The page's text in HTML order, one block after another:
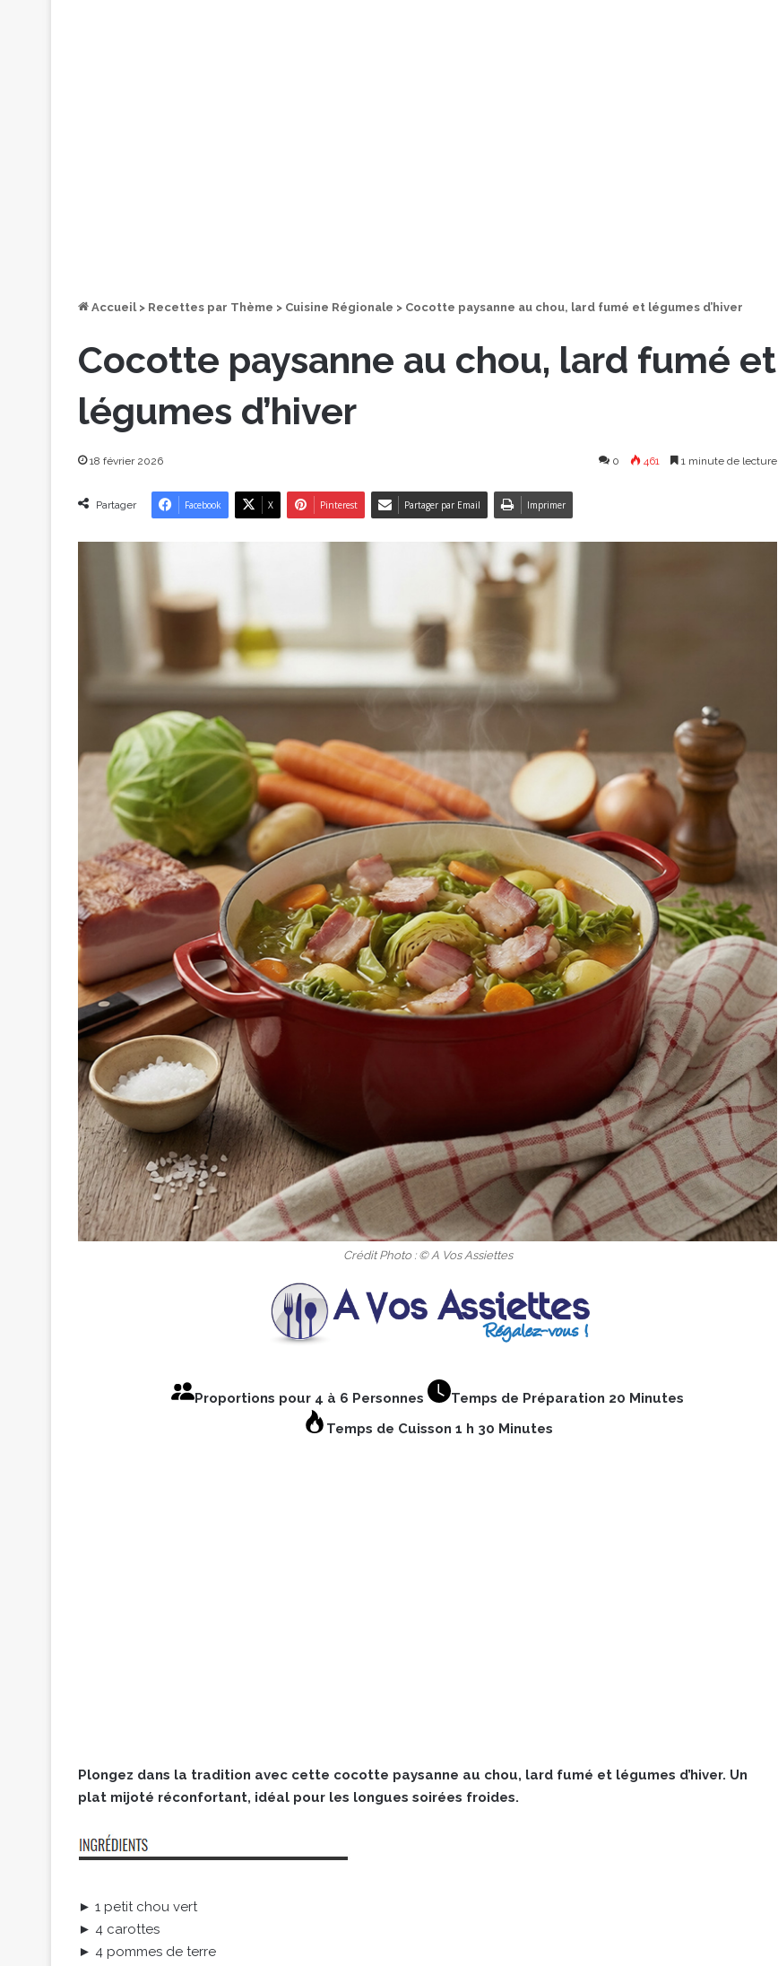
Accueil > Recettes par Thème > Cuisine Régionale > Cocotte paysanne au chou, lard fumé et légumes d’hiver
Cocotte paysanne au chou, lard fumé et
légumes d’hiver
18 février 2026 0 461 1 minute de lecture
Partager Facebook X Pinterest Partager par Email Imprimer
Crédit Photo : © A Vos Assiettes
Proportions pour 4 à 6 Personnes
Temps de Préparation 20 Minutes
Temps de Cuisson 1 h 30 Minutes
Plongez dans la tradition avec cette cocotte paysanne au chou, lard fumé et légumes d’hiver. Un
plat mijoté réconfortant, idéal pour les longues soirées froides.
► 1 petit chou vert
► 4 carottes
► 4 pommes de terre